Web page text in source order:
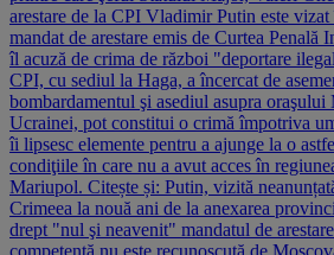
arestare de la CPI Vladimir Putin este
mandat de arestare emis de Curtea Penală
îl acuză de crima de război "deportare
CPI, cu sediul la Haga, a încercat de
bombardamentul şi asediul asupra
Ucrainei, pot constitui o crimă împotriva
îi lipsesc elemente pentru a ajunge la o
condiţiile în care nu a avut acces în
Mariupol. Citește și: Putin, vizită
Crimeea la nouă ani de la anexarea
drept "nul şi neavenit" mandatul de